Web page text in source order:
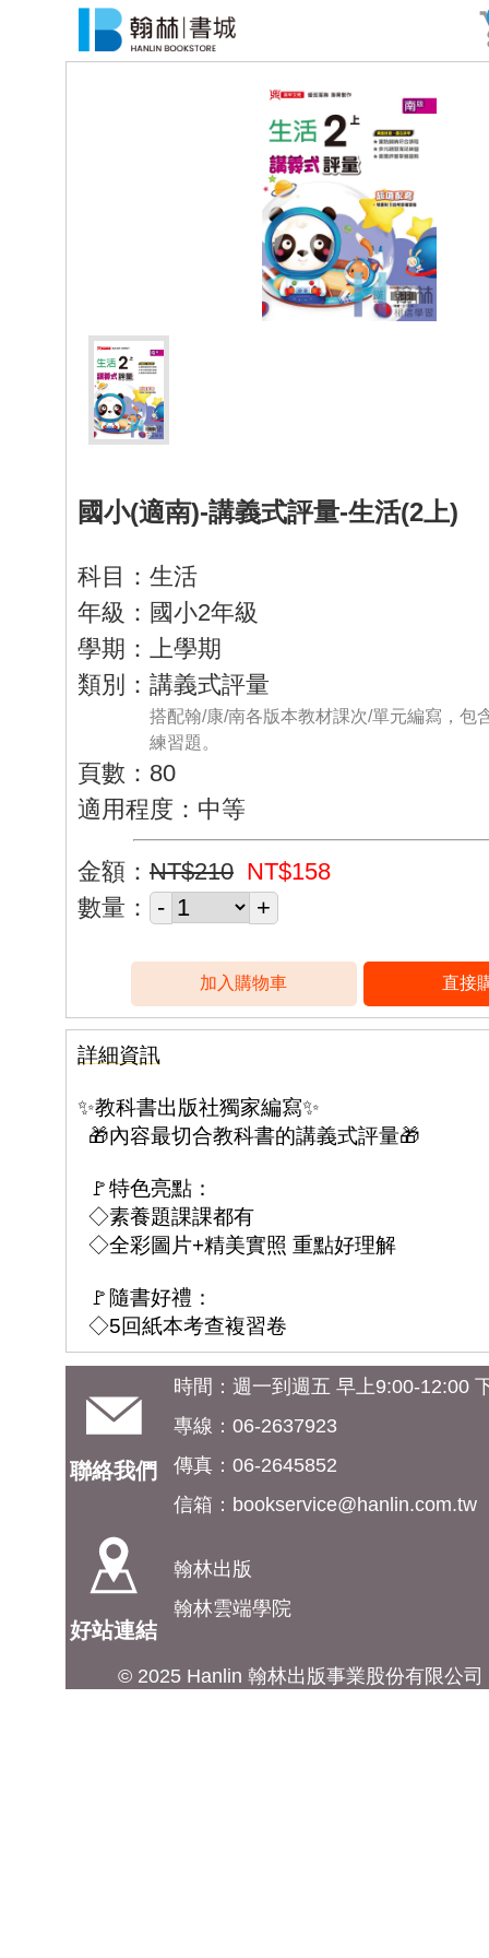
國小(適南)-講義式評量-生活(2上)
科目：生活
年級：國小2年級
學期：上學期
類別：講義式評量
搭配翰/康/南各版本教材課次/單元編寫，包
練習題。
頁數：80
適用程度：中等
金額： NT$210 NT$158
數量：
詳細資訊
✨教科書出版社獨家編寫✨
🎁內容最切合教科書的講義式評量🎁
🚩特色亮點：
◇素養題課課都有
◇全彩圖片+精美實照 重點好理解
🚩隨書好禮：
◇5回紙本考查複習卷
聯絡我們
時間：週一到週五 早上9:00-12:00
專線：06-2637923
傳真：06-2645852
信箱： bookservice@hanlin.com.tw
好站連結
翰林出版
翰林雲端學院
© 2025 Hanlin 翰林出版事業股份有限公司